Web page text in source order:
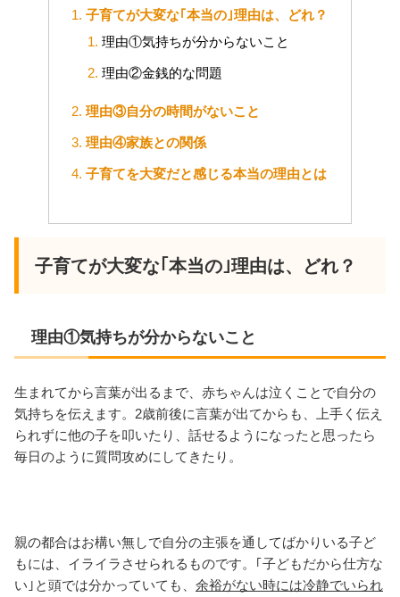
子育てが大変な｢本当の｣理由は、どれ？
理由①気持ちが分からないこと
理由②金銭的な問題
理由③自分の時間がないこと
理由④家族との関係
子育てを大変だと感じる本当の理由とは
子育てが大変な｢本当の｣理由は、どれ？
理由①気持ちが分からないこと
生まれてから言葉が出るまで、赤ちゃんは泣くことで自分の
気持ちを伝えます。2歳前後に言葉が出てからも、上手く伝え
られずに他の子を叩いたり、話せるようになったと思ったら
毎日のように質問攻めにしてきたり。
親の都合はお構い無しで自分の主張を通してばかりいる子ど
もには、イライラさせられるものです。｢子どもだから仕方な
い｣と頭では分かっていても、 余裕がない時には冷静でいられ